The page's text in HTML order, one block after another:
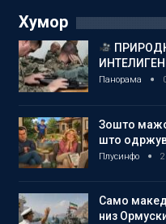
Хумор
Панорама
Зошто
што
Плусинфо
Само
низ